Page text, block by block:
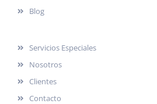
Blog
Servicios Especiales
Nosotros
Clientes
Contacto